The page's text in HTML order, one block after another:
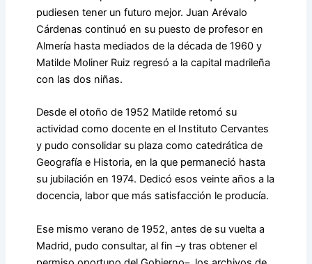
pudiesen tener un futuro mejor. Juan Arévalo
Cárdenas continuó en su puesto de profesor en
Almería hasta mediados de la década de 1960 y
Matilde Moliner Ruiz regresó a la capital madrileña
con las dos niñas.
Desde el otoño de 1952 Matilde retomó su
actividad como docente en el Instituto Cervantes
y pudo consolidar su plaza como catedrática de
Geografía e Historia, en la que permaneció hasta
su jubilación en 1974. Dedicó esos veinte años a la
docencia, labor que más satisfacción le producía.
Ese mismo verano de 1952, antes de su vuelta a
Madrid, pudo consultar, al fin –y tras obtener el